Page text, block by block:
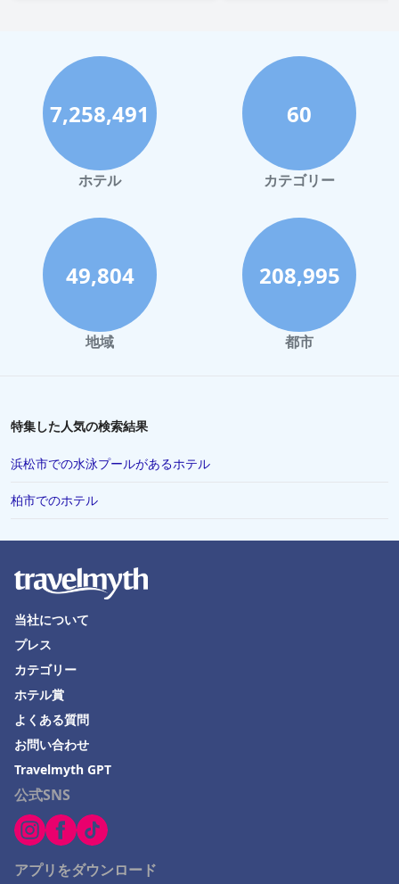
7,258,491
ホテル
60
カテゴリー
49,804
地域
208,995
都市
特集した人気の検索結果
浜松市での水泳プールがあるホテル
柏市でのホテル
公式SNS
アプリをダウンロード
当社について
プレス
カテゴリー
ホテル賞
よくある質問
お問い合わせ
Travelmyth GPT